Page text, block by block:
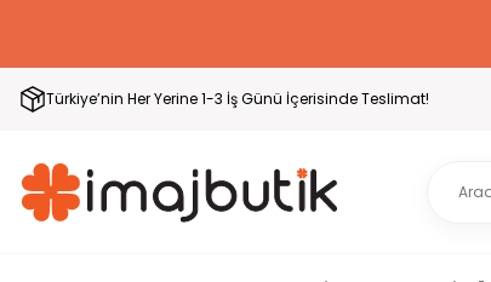
Türkiye’nin Her Yerine 1-3 İş Günü İçerisinde Teslimat!